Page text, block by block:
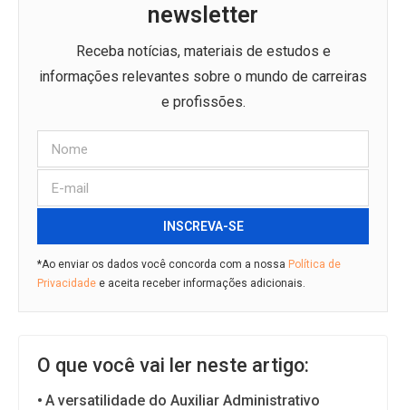
newsletter
Receba notícias, materiais de estudos e
informações relevantes sobre o mundo de carreiras
e profissões.
INSCREVA-SE
*Ao enviar os dados você concorda com a nossa Política de
Privacidade e aceita receber informações adicionais.
O que você vai ler neste artigo:
A versatilidade do Auxiliar Administrativo